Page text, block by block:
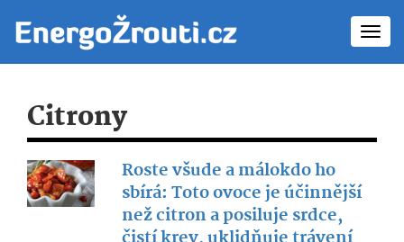
Citrony
Roste všude a málokdo ho
sbírá: Toto ovoce je účinnější
než citron a posiluje srdce,